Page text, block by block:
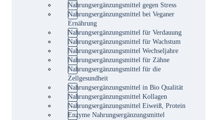
Nahrungsergänzungsmittel gegen Stress
Nahrungsergänzungsmittel bei Veganer
Ernährung
Nahrungsergänzungsmittel für Verdauung
Nahrungsergänzungsmittel für Wachstum
Nahrungsergänzungsmittel Wechseljahre
Nahrungsergänzungsmittel für Zähne
Nahrungsergänzungsmittel für die
Zellgesundheit
Nahrungsergänzungsmittel in Bio Qualität
Nahrungsergänzungsmittel Kollagen
Nahrungsergänzungsmittel Eiweiß, Protein
Enzyme Nahrungsergänzungsmittel